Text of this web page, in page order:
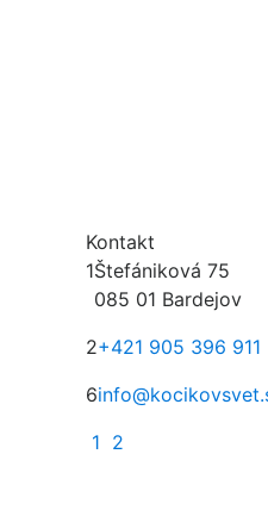
Kontakt
1Štefániková 75
085 01 Bardejov
2+421 905 396 911
6
1 2